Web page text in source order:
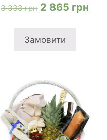
3 333грн Оригінальна
3
2 865 грн
Замовити